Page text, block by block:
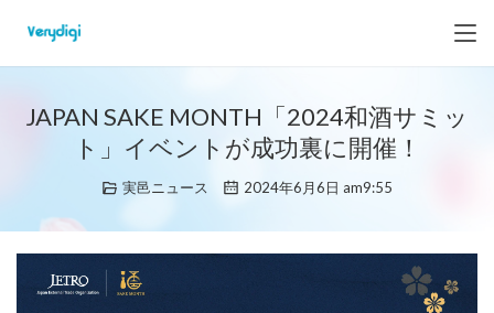
JAPAN SAKE MONTH「2024和酒サミッ
ト」イベントが成功裏に開催！
実邑ニュース 2024年6月6日 am9:55